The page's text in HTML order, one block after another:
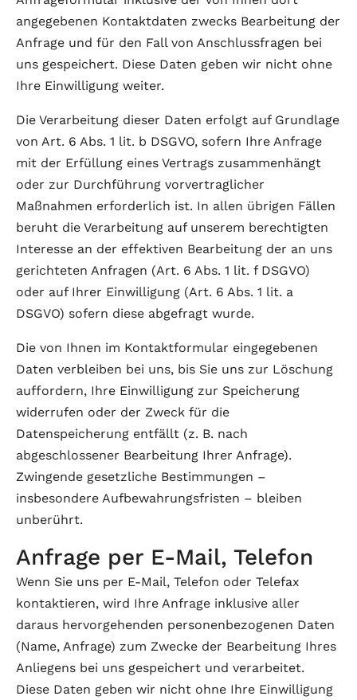
angegebenen Kontaktdaten zwecks Bearbeitung der
Anfrage und für den Fall von Anschlussfragen bei
uns gespeichert. Diese Daten geben wir nicht ohne
Ihre Einwilligung weiter.
Die Verarbeitung dieser Daten erfolgt auf Grundlage
von Art. 6 Abs. 1 lit. b DSGVO, sofern Ihre Anfrage
mit der Erfüllung eines Vertrags zusammenhängt
oder zur Durchführung vorvertraglicher
Maßnahmen erforderlich ist. In allen übrigen Fällen
beruht die Verarbeitung auf unserem berechtigten
Interesse an der effektiven Bearbeitung der an uns
gerichteten Anfragen (Art. 6 Abs. 1 lit. f DSGVO)
oder auf Ihrer Einwilligung (Art. 6 Abs. 1 lit. a
DSGVO) sofern diese abgefragt wurde.
Die von Ihnen im Kontaktformular eingegebenen
Daten verbleiben bei uns, bis Sie uns zur Löschung
auffordern, Ihre Einwilligung zur Speicherung
widerrufen oder der Zweck für die
Datenspeicherung entfällt (z. B. nach
abgeschlossener Bearbeitung Ihrer Anfrage).
Zwingende gesetzliche Bestimmungen –
insbesondere Aufbewahrungsfristen – bleiben
unberührt.
Anfrage per E-Mail, Telefon
Wenn Sie uns per E-Mail, Telefon oder Telefax
kontaktieren, wird Ihre Anfrage inklusive aller
daraus hervorgehenden personenbezogenen Daten
(Name, Anfrage) zum Zwecke der Bearbeitung Ihres
Anliegens bei uns gespeichert und verarbeitet.
Diese Daten geben wir nicht ohne Ihre Einwilligung